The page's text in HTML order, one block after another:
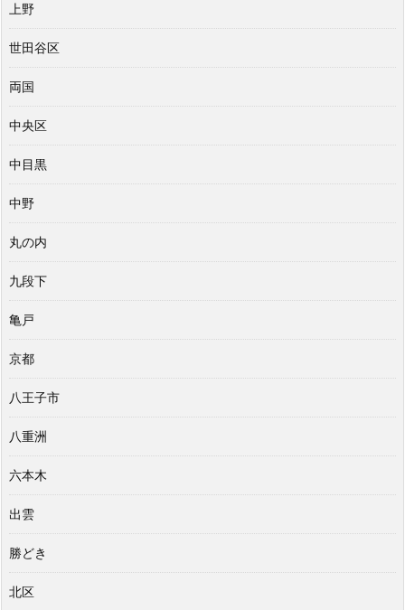
上野
世田谷区
両国
中央区
中目黒
中野
丸の内
九段下
亀戸
京都
八王子市
八重洲
六本木
出雲
勝どき
北区